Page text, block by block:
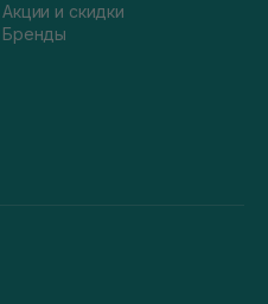
Акции и скидки
Бренды